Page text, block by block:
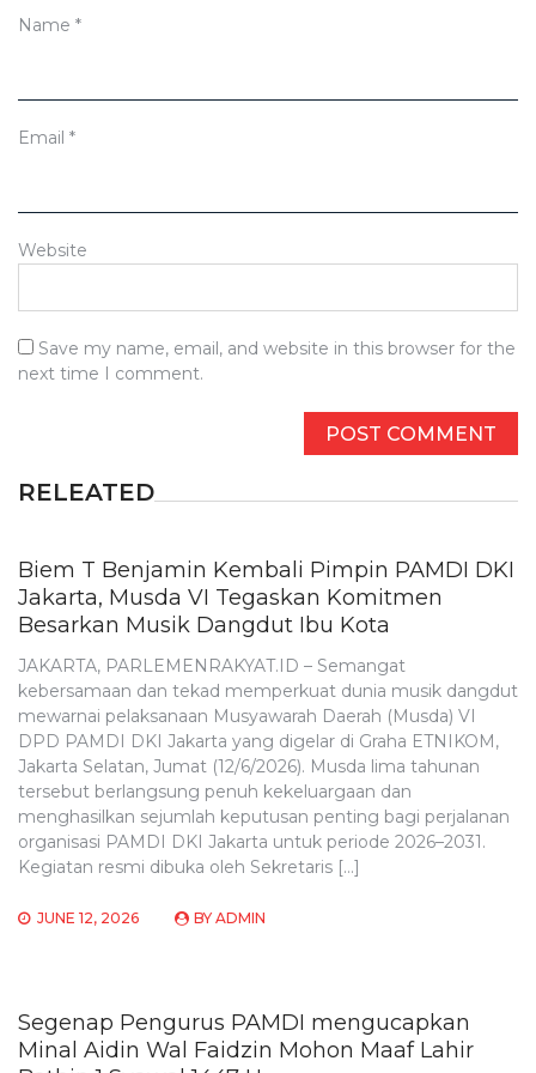
Name *
Email *
Website
Save my name, email, and website in this browser for the
next time I comment.
RELEATED
Biem T Benjamin Kembali Pimpin PAMDI DKI
Jakarta, Musda VI Tegaskan Komitmen
Besarkan Musik Dangdut Ibu Kota
JAKARTA, PARLEMENRAKYAT.ID – Semangat
kebersamaan dan tekad memperkuat dunia musik dangdut
mewarnai pelaksanaan Musyawarah Daerah (Musda) VI
DPD PAMDI DKI Jakarta yang digelar di Graha ETNIKOM,
Jakarta Selatan, Jumat (12/6/2026). Musda lima tahunan
tersebut berlangsung penuh kekeluargaan dan
menghasilkan sejumlah keputusan penting bagi perjalanan
organisasi PAMDI DKI Jakarta untuk periode 2026–2031.
Kegiatan resmi dibuka oleh Sekretaris […]
JUNE 12, 2026 BY ADMIN
Segenap Pengurus PAMDI mengucapkan
Minal Aidin Wal Faidzin Mohon Maaf Lahir